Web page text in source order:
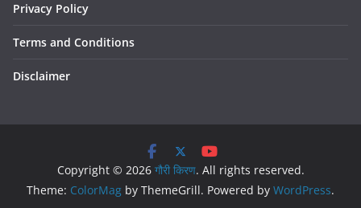
Privacy Policy
Terms and Conditions
Disclaimer
Copyright © 2026 गौरी किरण. All rights reserved.
Theme: ColorMag by ThemeGrill. Powered by WordPress.